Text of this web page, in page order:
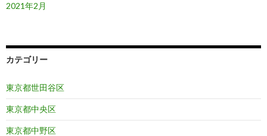
2021年2月
カテゴリー
東京都世田谷区
東京都中央区
東京都中野区